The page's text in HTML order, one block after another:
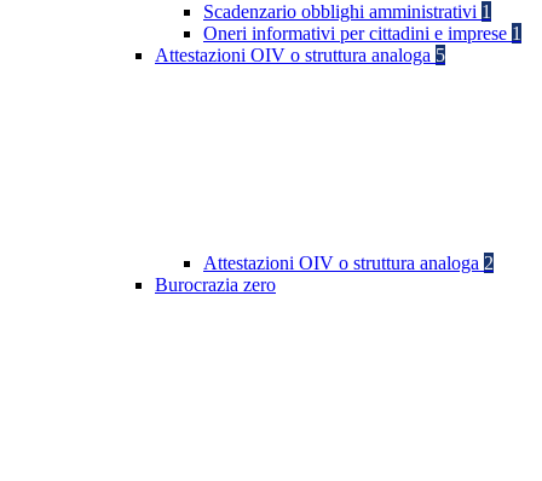
Scadenzario obblighi amministrativi 1
Oneri informativi per cittadini e imprese 1
Attestazioni OIV o struttura analoga 5
Attestazioni OIV o struttura analoga 2
Burocrazia zero